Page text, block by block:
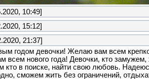
10:49]
15:12]
21:37]
годом девочки! Желаю вам всем
всем нового года! Девочки, кто
кто в поиске, найти свою любовь.
сможем жить без ограничений,